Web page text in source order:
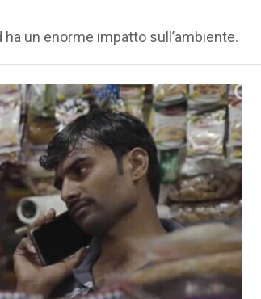
un enorme impatto sull’ambiente.